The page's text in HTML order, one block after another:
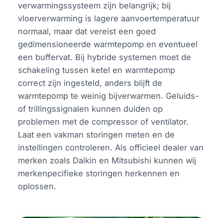
verwarmingssysteem zijn belangrijk; bij
vloerverwarming is lagere aanvoertemperatuur
normaal, maar dat vereist een goed
gedimensioneerde warmtepomp en eventueel
een buffervat. Bij hybride systemen moet de
schakeling tussen ketel en warmtepomp
correct zijn ingesteld, anders blijft de
warmtepomp te weinig bijverwarmen. Geluids-
of trillingssignalen kunnen duiden op
problemen met de compressor of ventilator.
Laat een vakman storingen meten en de
instellingen controleren. Als officieel dealer van
merken zoals Daikin en Mitsubishi kunnen wij
merkenpecifieke storingen herkennen en
oplossen.